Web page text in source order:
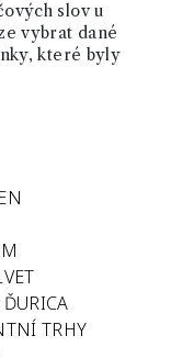
slov u
vybrat dané
které byly
TRHY